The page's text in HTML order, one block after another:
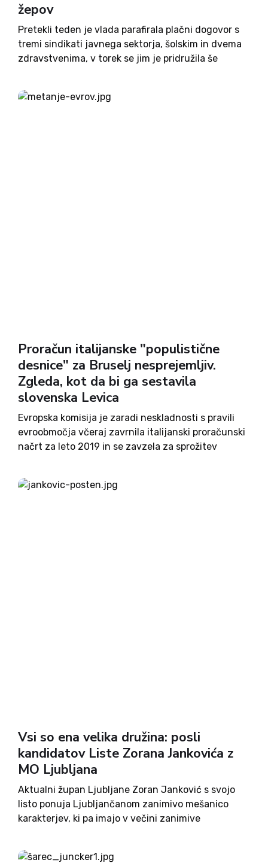
žepov
Pretekli teden je vlada parafirala plačni dogovor s
tremi sindikati javnega sektorja, šolskim in dvema
zdravstvenima, v torek se jim je pridružila še
predvideva januarsko povečanje plač za en plačni
razred, kar v praksi...
Proračun italijanske "populistične
desnice" za Bruselj nesprejemljiv.
Zgleda, kot da bi ga sestavila
slovenska Levica
Evropska komisija je zaradi neskladnosti s pravili
evroobmočja včeraj zavrnila italijanski proračunski
načrt za leto 2019 in se zavzela za sprožitev
dolga. A pri sestavljanju proračuna je prednjačilo
predvsem Gibanje 5 zvezd, ki je v...
Vsi so ena velika družina: posli
kandidatov Liste Zorana Jankovića z
MO Ljubljana
Aktualni župan Ljubljane Zoran Janković s svojo
listo ponuja Ljubljančanom zanimivo mešanico
karakterjev, ki pa imajo v večini zanimive
60 let. Devet od dvaindvajsetih članov aktualne
ZLJ svetniške liste je bilo rojenih pred letom...